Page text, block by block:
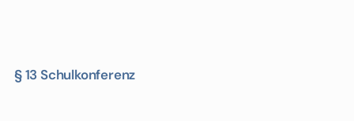
§ 13 Schulkonferenz